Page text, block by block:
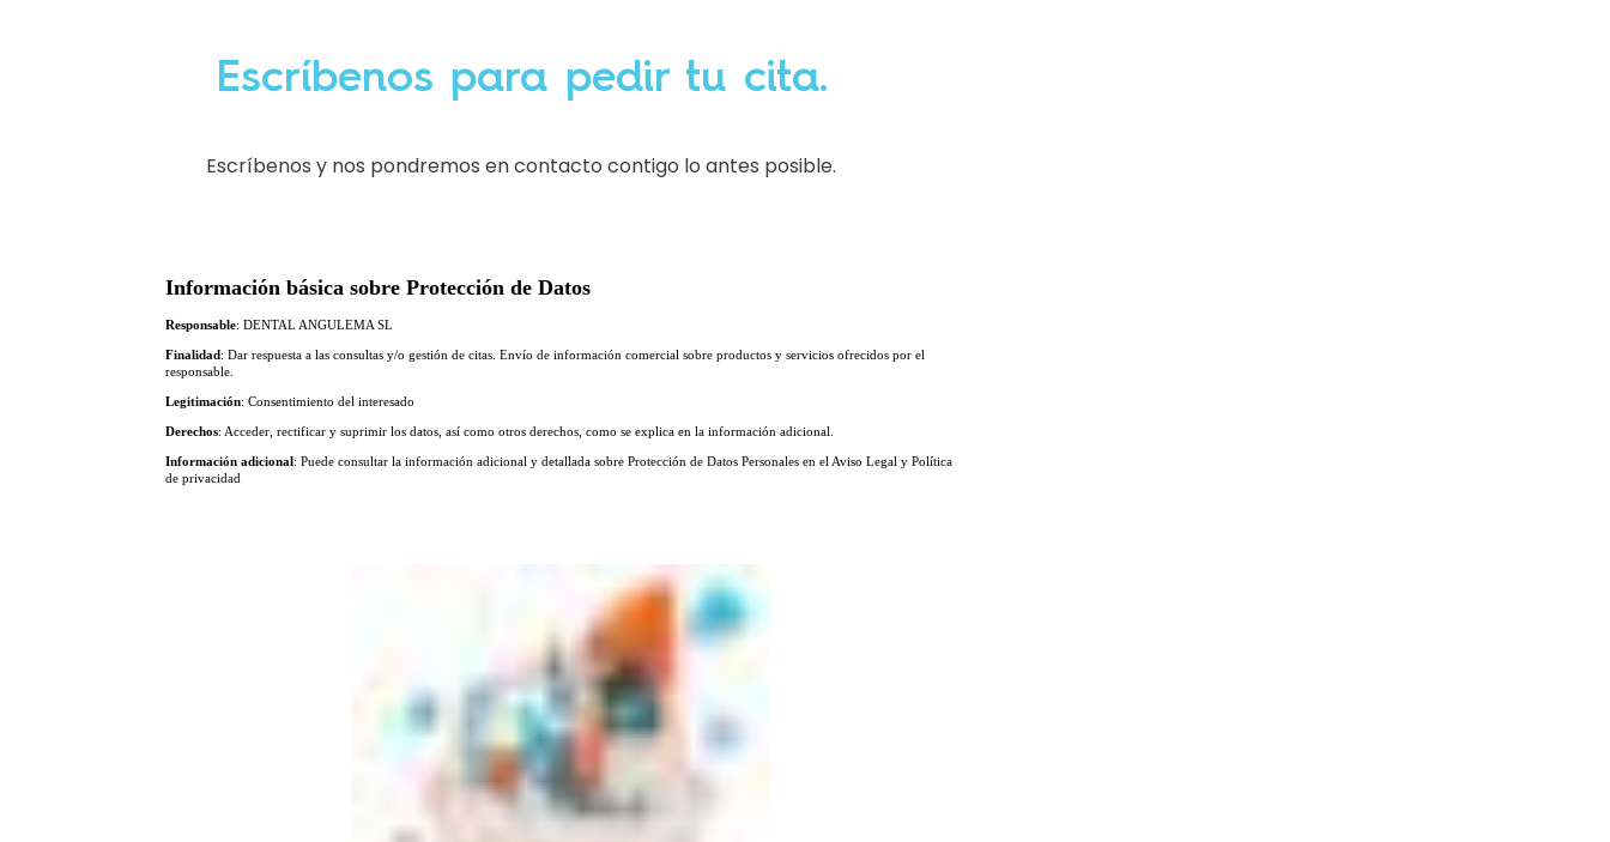
Escríbenos para pedir tu cita.
Escríbenos y nos pondremos en contacto contigo lo antes posible.
Información básica sobre Protección de Datos
Responsable: DENTAL ANGULEMA SL
Finalidad: Dar respuesta a las consultas y/o gestión de citas. Envío de información comercial sobre productos y servicios ofrecidos por el
responsable.
Legitimación: Consentimiento del interesado
Derechos: Acceder, rectificar y suprimir los datos, así como otros derechos, como se explica en la información adicional.
Información adicional: Puede consultar la información adicional y detallada sobre Protección de Datos Personales en el Aviso Legal y Política
de privacidad